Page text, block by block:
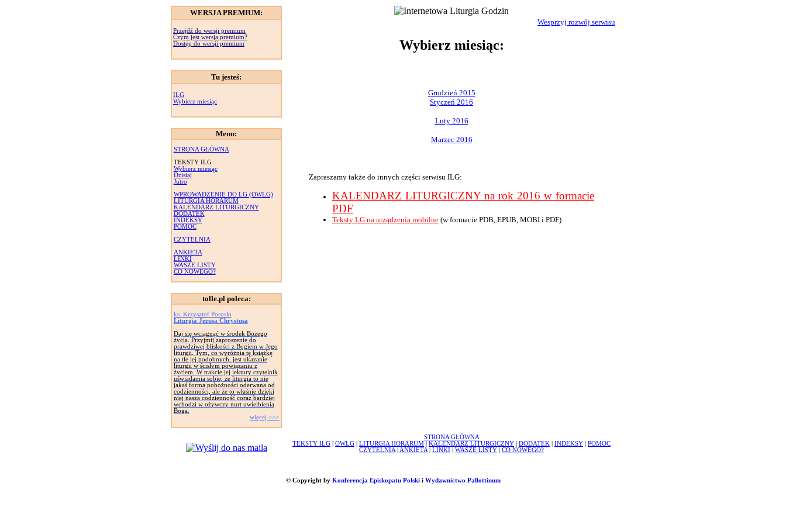
WERSJA PREMIUM:
Przejdź do wersji premium
Czym jest wersja premium?
Dostęp do wersji premium
Tu jesteś:
ILG
Wybierz miesiąc
Menu:
STRONA GŁÓWNA
TEKSTY ILG
Wybierz miesiąc
Dzisiaj
Jutro
WPROWADZENIE DO LG (OWLG)
LITURGIA HORARUM
KALENDARZ LITURGICZNY
DODATEK
INDEKSY
POMOC
CZYTELNIA
ANKIETA
LINKI
WASZE LISTY
CO NOWEGO?
tolle.pl poleca:
ks. Krzysztof Porosło
Liturgia Jezusa Chrystusa
Daj się wciągnąć w środek Bożego
życia. Przyjmij zaproszenie do
prawdziwej bliskości z Bogiem w Jego
liturgii. Tym, co wyróżnia tę książkę
na tle jej podobnych, jest ukazanie
liturgii w ścisłym powiązaniu z
życiem. W trakcie jej lektury czytelnik
uświadamia sobie, że liturgia to nie
jakaś forma pobożności oderwana od
codzienności, ale że to właśnie dzięki
niej nasza codzienność coraz bardziej
wchodzi w ożywczy nurt uwielbienia
Boga.
więcej >>>
Wesprzyj rozwój serwisu
Wybierz miesiąc:
Grudzień 2015
Styczeń 2016
Luty 2016
Marzec 2016
Zapraszamy także do innych części serwisu ILG:
KALENDARZ LITURGICZNY na rok 2016 w formacie
PDF
Teksty LG na urządzenia mobilne (w formacie PDB, EPUB, MOBI i PDF)
STRONA GŁÓWNA
TEKSTY ILG
OWLG LITURGIA HORARUM KALENDARZ LITURGICZNY DODATEK INDEKSY
POMOC
CZYTELNIA
ANKIETA LINKI WASZE LISTY CO NOWEGO?
© Copyright by Konferencja Episkopatu Polskii Wydawnictwo Pallottinum